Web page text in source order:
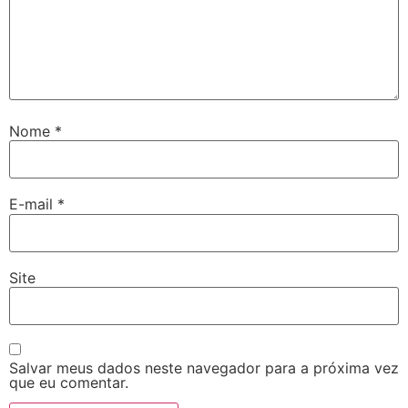
Nome *
E-mail *
Site
Salvar meus dados neste navegador para a próxima vez
que eu comentar.